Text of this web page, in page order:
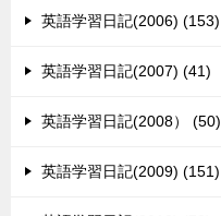
英語学習日記(2006) (153)
英語学習日記(2007) (41)
英語学習日記(2008） (50)
英語学習日記(2009) (151)